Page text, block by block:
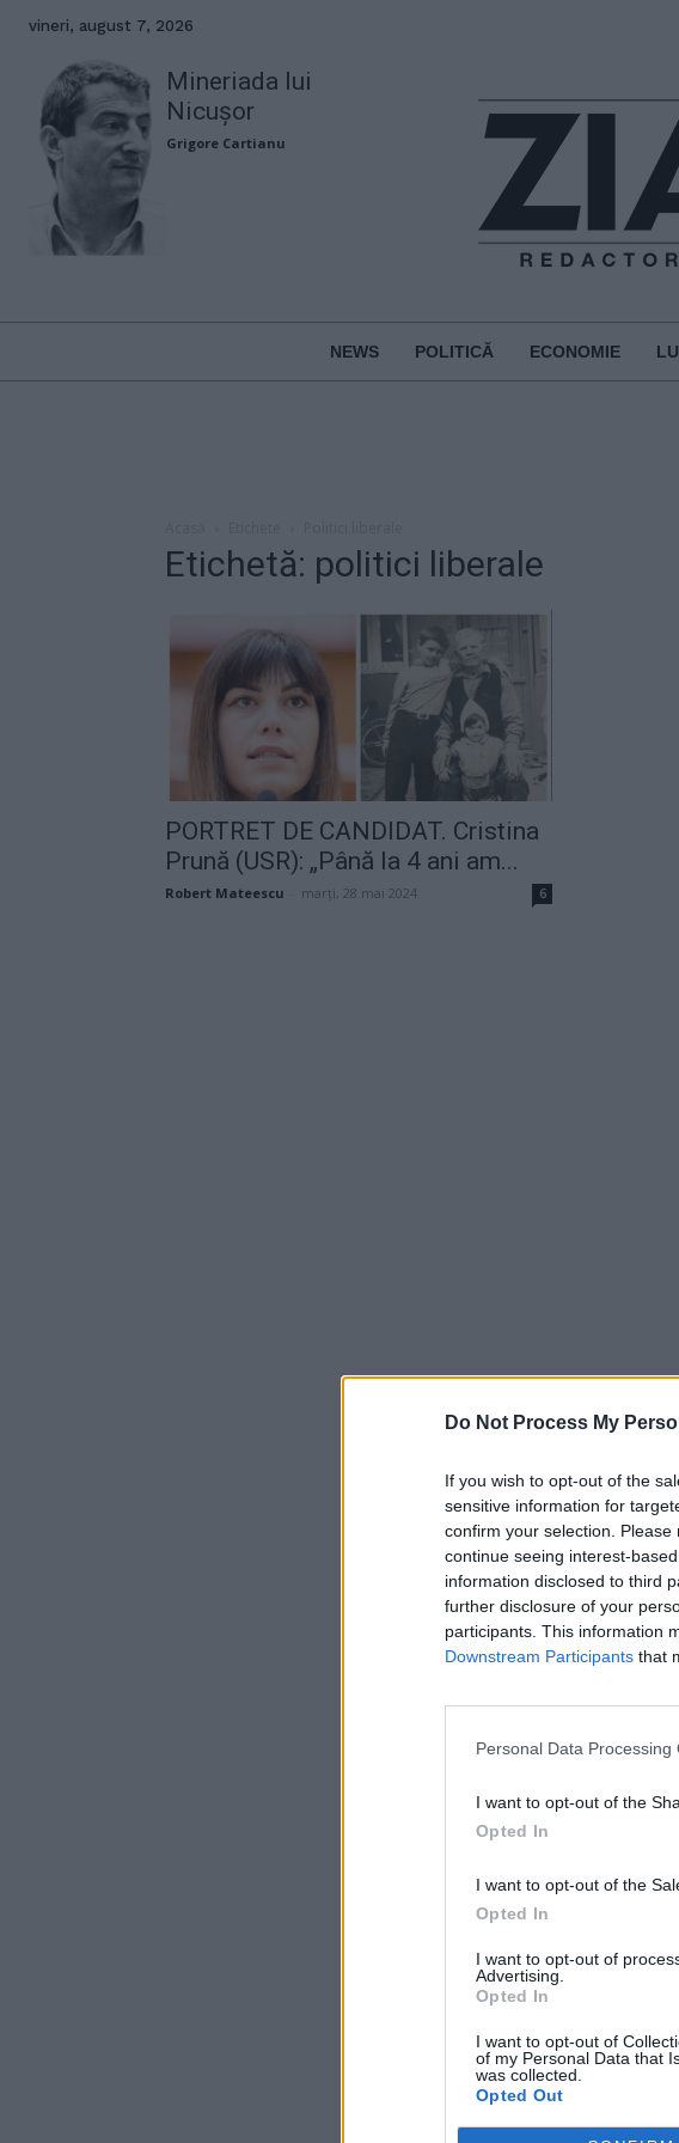
Do Not Process My
If you wish to opt-out of the
sensitive information for
confirm your selection.
continue seeing interest-
information disclosed to third
further disclosure of your
participants. This information
Downstream Participants that
Personal Data Processing
I want to opt-out of the
Opted In
I want to opt-out of the
Opted In
I want to opt-out of
Advertising.
Opted In
I want to opt-out of
of my Personal Data that
was collected.
Opted Out
vineri, august 7, 2026
Mineriada lui
Nicușor
Grigore Cartianu
NEWS POLITICĂ ECONOMIE
Etichetă: politici liberale
PORTRET DE CANDIDAT. Cristina
Prună (USR): „Până la 4 ani am...
Robert Mateescu marți, 28 mai 2024 6